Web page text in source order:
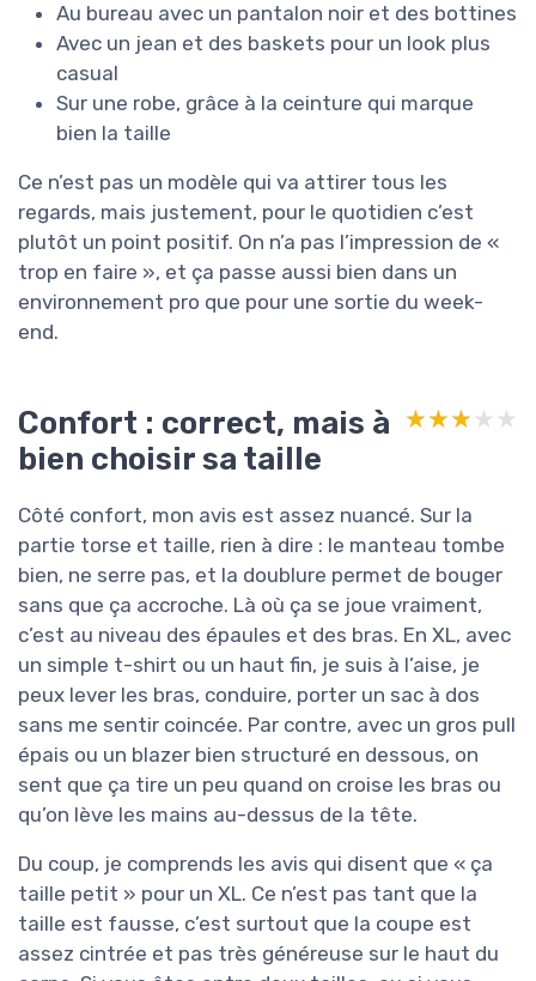
Au bureau avec un pantalon noir et des bottines
Avec un jean et des baskets pour un look plus
casual
Sur une robe, grâce à la ceinture qui marque
bien la taille
Ce n’est pas un modèle qui va attirer tous les
regards, mais justement, pour le quotidien c’est
plutôt un point positif. On n’a pas l’impression de «
trop en faire », et ça passe aussi bien dans un
environnement pro que pour une sortie du week-
end.
Confort : correct, mais à
bien choisir sa taille
★★★★★
★★★★★
Côté confort, mon avis est assez nuancé. Sur la
partie torse et taille, rien à dire : le manteau tombe
bien, ne serre pas, et la doublure permet de bouger
sans que ça accroche. Là où ça se joue vraiment,
c’est au niveau des épaules et des bras. En XL, avec
un simple t-shirt ou un haut fin, je suis à l’aise, je
peux lever les bras, conduire, porter un sac à dos
sans me sentir coincée. Par contre, avec un gros pull
épais ou un blazer bien structuré en dessous, on
sent que ça tire un peu quand on croise les bras ou
qu’on lève les mains au-dessus de la tête.
Du coup, je comprends les avis qui disent que « ça
taille petit » pour un XL. Ce n’est pas tant que la
taille est fausse, c’est surtout que la coupe est
assez cintrée et pas très généreuse sur le haut du